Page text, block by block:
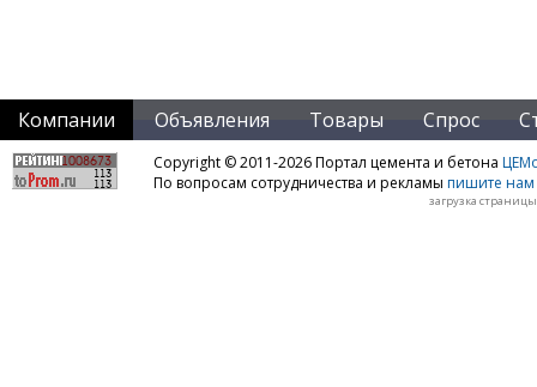
Компании Объявления Товары Спрос
Copyright © 2011-2026 Портал цемента и бетона
По вопросам сотрудничества и рекламы пишите нам
загрузка